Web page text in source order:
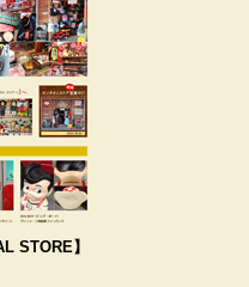
STORE】